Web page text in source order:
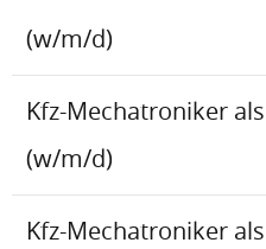
(w/m/d)
Kfz-Mechatroniker
(w/m/d)
Kfz-Mechatroniker